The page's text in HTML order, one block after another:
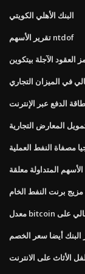
البنك الأهلي الكويتي
تقرير الأسهم ntdof
العقود الآجلة بيتكوين
في الميزان التجاري
الدفع عبر الإنترنت
المعارض التجارية
مصفاة النفط العملية
الأسهم المتداولة معلقة
برنت النفط الخام
أيضا سعر الخصم
الأثاث على الانترنت